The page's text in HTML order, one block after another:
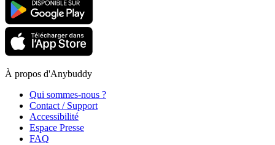
À propos d'Anybuddy
Qui sommes-nous ?
Contact / Support
Accessibilité
Espace Presse
FAQ